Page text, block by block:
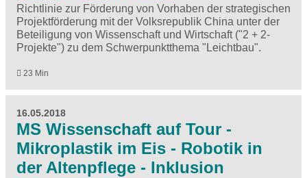
Richtlinie zur Förderung von Vorhaben der strategischen
Projektförderung mit der Volksrepublik China unter der
Beteiligung von Wissenschaft und Wirtschaft ("2 + 2-
Projekte") zu dem Schwerpunktthema "Leichtbau".
23 Min
16.05.2018
MS Wissenschaft auf Tour -
Mikroplastik im Eis - Robotik in
der Altenpflege - Inklusion